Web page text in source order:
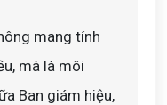
mang tính
mà là môi
Ban giám hiệu,